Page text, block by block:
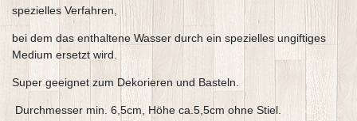
spezielles Verfahren,
bei dem das enthaltene Wasser durch ein spezielles ungiftiges
Medium ersetzt wird.
Super geeignet zum Dekorieren und Basteln.
Durchmesser min. 6,5cm, Höhe ca.5,5cm ohne Stiel.